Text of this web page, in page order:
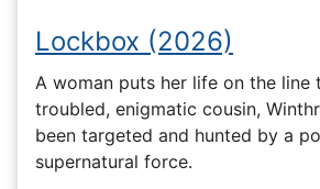
Lockbox (2026)
A woman puts her life on the
troubled, enigmatic cousin,
been targeted and hunted by a
supernatural force.